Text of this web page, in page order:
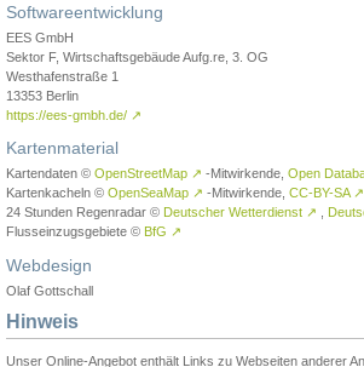
Softwareentwicklung
EES GmbH
Sektor F, Wirtschaftsgebäude Aufg.re, 3. OG
Westhafenstraße 1
13353 Berlin
https://ees-gmbh.de/ ↗
Kartenmaterial
Kartendaten © OpenStreetMap ↗ -Mitwirkende, Open
Kartenkacheln © OpenSeaMap ↗ -Mitwirkende, CC-BY-SA ↗
24 Stunden Regenradar © Deutscher Wetterdienst ↗
Flusseinzugsgebiete © BfG ↗
Webdesign
Olaf Gottschall
Hinweis
Unser Online-Angebot enthält Links zu Webseiten anderer